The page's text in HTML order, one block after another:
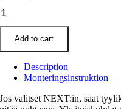
Add to cart
Description
Monteringsinstruktion
Jos valitset NEXT:in, saat